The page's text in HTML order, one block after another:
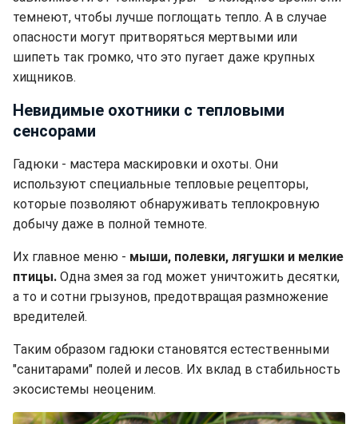
темнеют, чтобы лучше поглощать тепло. А в случае
опасности могут притворяться мертвыми или
шипеть так громко, что это пугает даже крупных
хищников.
Невидимые охотники с тепловыми
сенсорами
Гадюки - мастера маскировки и охоты. Они
используют специальные тепловые рецепторы,
которые позволяют обнаруживать теплокровную
добычу даже в полной темноте.
Их главное меню - мыши, полевки, лягушки и мелкие
птицы. Одна змея за год может уничтожить десятки,
а то и сотни грызунов, предотвращая размножение
вредителей.
Таким образом гадюки становятся естественными
"санитарами" полей и лесов. Их вклад в стабильность
экосистемы неоценим.